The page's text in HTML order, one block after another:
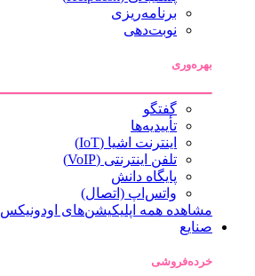
برنامه‌ریزی
نوبت‌دهی
بهره‌وری
گفتگو
تأییدیه‌ها
اینترنت اشیا (IoT)
تلفن اینترنتی (VoIP)
پایگاه دانش
واتس‌اپ (اتصال)
مشاهده همه اپلیکیشن‌های اودونیکس
صنایع
خرده‌فروشی